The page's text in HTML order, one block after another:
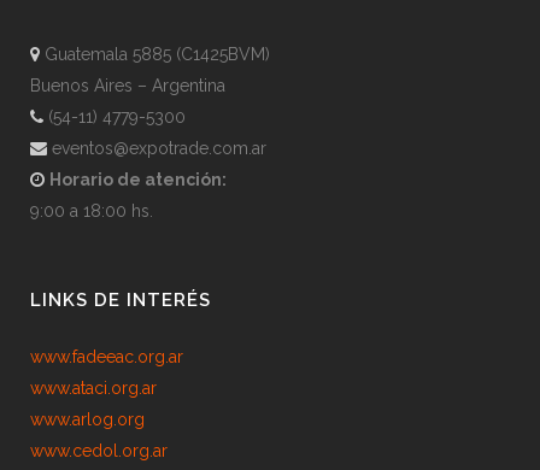
Guatemala 5885 (C1425BVM)
Buenos Aires – Argentina
(54-11) 4779-5300
eventos@expotrade.com.ar
Horario de atención:
9:00 a 18:00 hs.
LINKS DE INTERÉS
www.fadeeac.org.ar
www.ataci.org.ar
www.arlog.org
www.cedol.org.ar